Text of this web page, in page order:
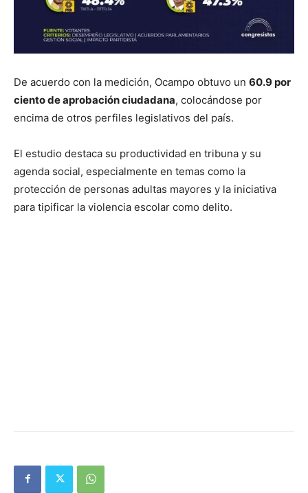
De acuerdo con la medición, Ocampo obtuvo un 60.9 por
ciento de aprobación ciudadana, colocándose por
encima de otros perfiles legislativos del país.
El estudio destaca su productividad en tribuna y su
agenda social, especialmente en temas como la
protección de personas adultas mayores y la iniciativa
para tipificar la violencia escolar como delito.